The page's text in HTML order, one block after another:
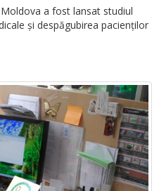
a fost lansat studiul
și despăgubirea pacienților